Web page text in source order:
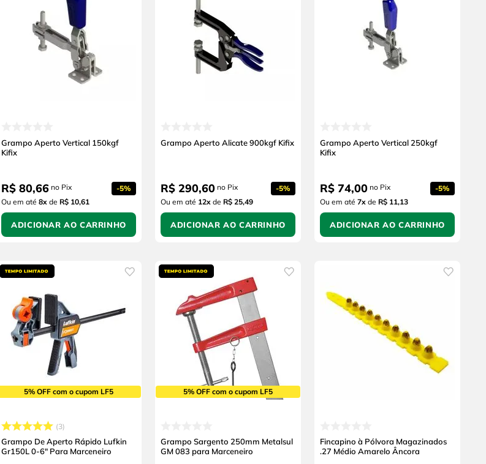
Grampo Aperto Vertical 150kgf
Kifix
R$ 80,66 no Pix -5%
Ou em até 8x de R$ 10,61
ADICIONAR AO CARRINHO
Grampo Aperto Alicate 900kgf Kifix
R$ 290,60 no Pix -5%
Ou em até 12x de R$ 25,49
ADICIONAR AO CARRINHO
Grampo Aperto Vertical 250kgf
Kifix
R$ 74,00 no Pix -5%
Ou em até 7x de R$ 11,13
ADICIONAR AO CARRINHO
5% OFF com o cupom LF5
3
Grampo De Aperto Rápido Lufkin
Gr150L 0-6" Para Marceneiro
5% OFF com o cupom LF5
Grampo Sargento 250mm Metalsul
GM 083 para Marceneiro
Fincapino à Pólvora Magazinados
.27 Médio Amarelo Âncora